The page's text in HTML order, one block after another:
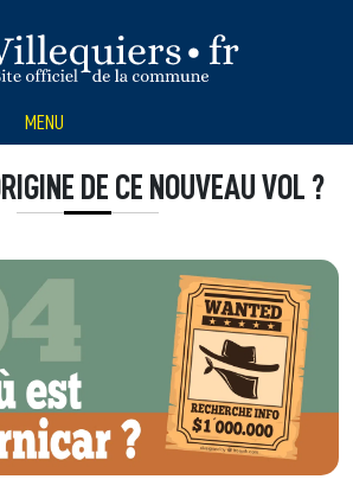
MENU
DE CE NOUVEAU VOL ?